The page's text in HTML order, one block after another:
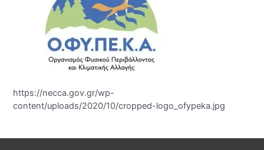
https://necca.gov.gr/wp-
content/uploads/2020/10/cropped-logo_ofypeka.jpg